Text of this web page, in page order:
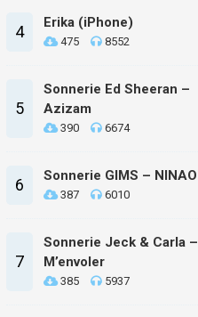
4 Erika (iPhone)
475 8552
5
Sonnerie Ed Sheeran –
Azizam
390 6674
6 Sonnerie GIMS – NINAO
387 6010
7
Sonnerie Jeck & Carla –
M’envoler
385 5937